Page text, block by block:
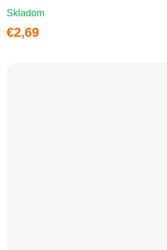
Skladom
€2,69